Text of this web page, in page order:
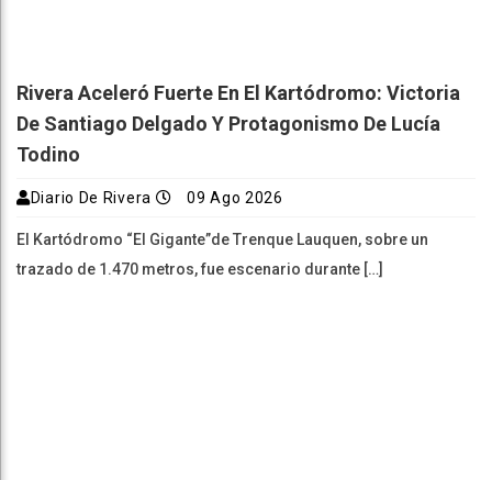
Rivera Aceleró Fuerte En El Kartódromo: Victoria
De Santiago Delgado Y Protagonismo De Lucía
Todino
Diario De Rivera 09 Ago 2026
El Kartódromo “El Gigante”de Trenque Lauquen, sobre un
trazado de 1.470 metros, fue escenario durante […]